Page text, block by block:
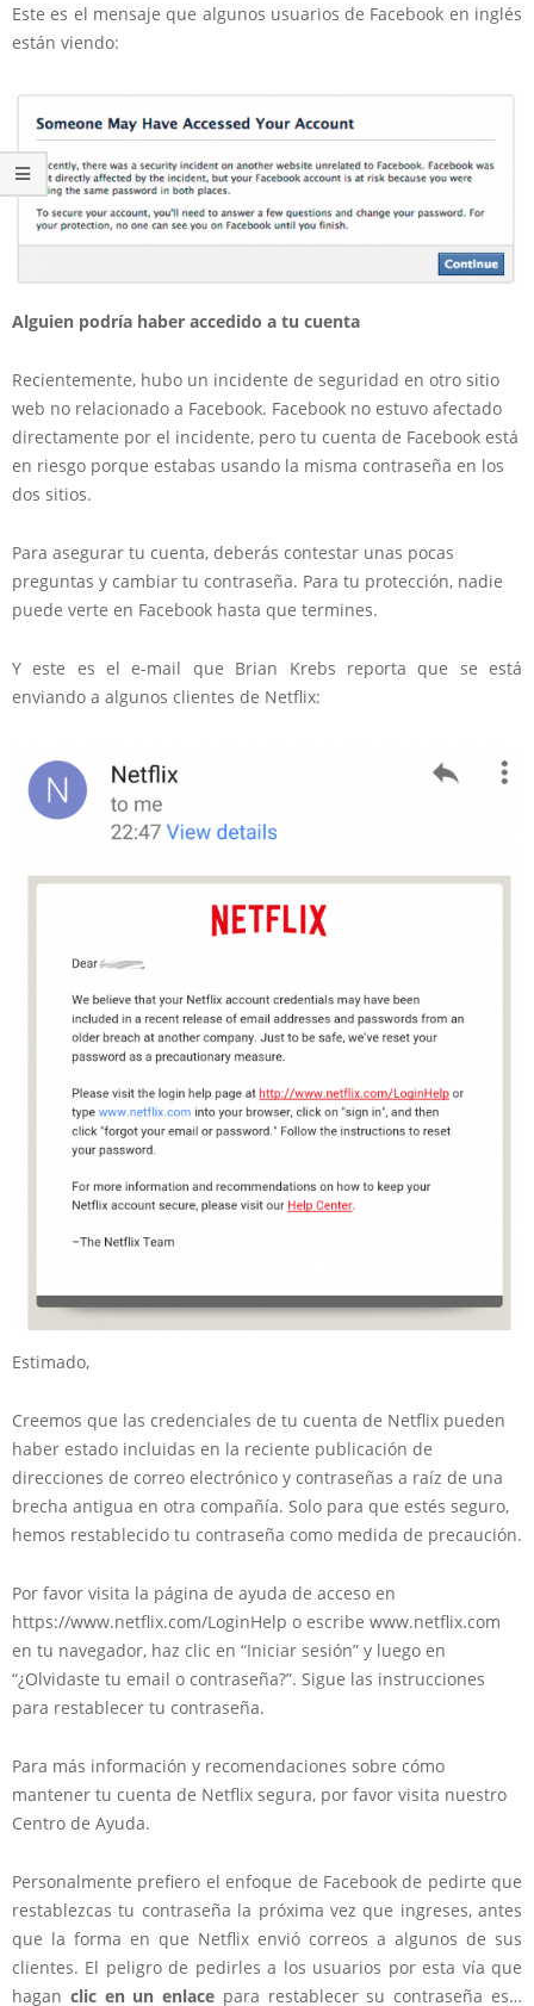
Este es el mensaje que algunos usuarios de Facebook en inglés
están viendo:
Alguien podría haber accedido a tu cuenta
Recientemente, hubo un incidente de seguridad en otro sitio
web no relacionado a Facebook. Facebook no estuvo afectado
directamente por el incidente, pero tu cuenta de Facebook está
en riesgo porque estabas usando la misma contraseña en los
dos sitios.
Para asegurar tu cuenta, deberás contestar unas pocas
preguntas y cambiar tu contraseña. Para tu protección, nadie
puede verte en Facebook hasta que termines.
Y este es el e-mail que Brian Krebs reporta que se está
enviando a algunos clientes de Netflix:
Estimado,
Creemos que las credenciales de tu cuenta de Netflix pueden
haber estado incluidas en la reciente publicación de
direcciones de correo electrónico y contraseñas a raíz de una
brecha antigua en otra compañía. Solo para que estés seguro,
hemos restablecido tu contraseña como medida de precaución.
Por favor visita la página de ayuda de acceso en
https://www.netflix.com/LoginHelp o escribe www.netflix.com
en tu navegador, haz clic en “Iniciar sesión” y luego en
“¿Olvidaste tu email o contraseña?”. Sigue las instrucciones
para restablecer tu contraseña.
Para más información y recomendaciones sobre cómo
mantener tu cuenta de Netflix segura, por favor visita nuestro
Centro de Ayuda.
Personalmente prefiero el enfoque de Facebook de pedirte que
restablezcas tu contraseña la próxima vez que ingreses, antes
que la forma en que Netflix envió correos a algunos de sus
clientes. El peligro de pedirles a los usuarios por esta vía que
hagan clic en un enlace para restablecer su contraseña es…